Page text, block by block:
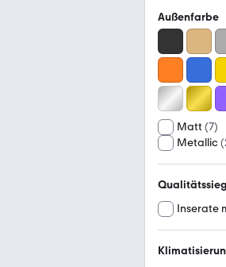
Außenfarbe
Matt (7)
Metallic(
Inserate